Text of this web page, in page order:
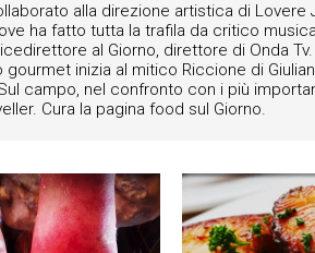
alla direzione artistica di Lovere
ha fatto tutta la trafila da critico
al Giorno, direttore di Onda
inizia al mitico Riccione di
campo, nel confronto con i più
Cura la pagina food sul Giorno.